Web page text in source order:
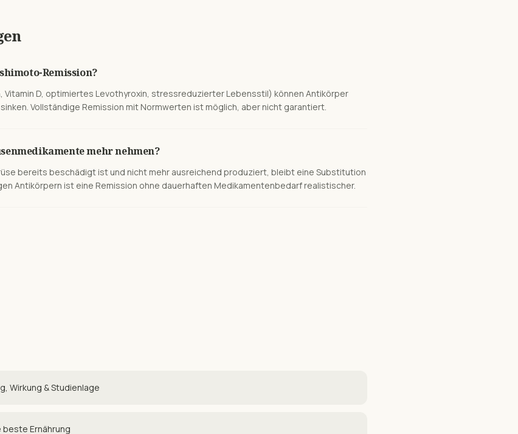
Remission?
Vitamin D, optimiertes Levothyroxin, stressreduzierter Lebensstil) können Antikörper
Vollständige Remission mit Normwerten ist möglich, aber nicht garantiert.
mehr nehmen?
bereits beschädigt ist und nicht mehr ausreichend produziert, bleibt eine Substitution
Antikörpern ist eine Remission ohne dauerhaften Medikamentenbedarf realistischer.
Wirkung & Studienlage
beste Ernährung